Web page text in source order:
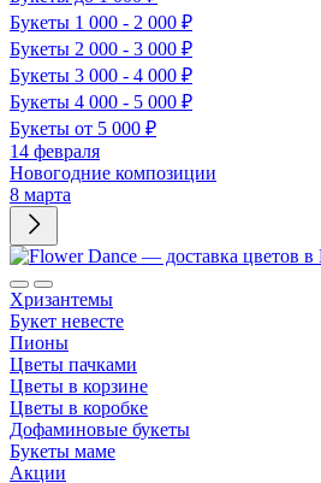
Букеты 1 000 - 2 000 ₽
Букеты 2 000 - 3 000 ₽
Букеты 3 000 - 4 000 ₽
Букеты 4 000 - 5 000 ₽
Букеты от 5 000 ₽
14 февраля
Новогодние композиции
8 марта
Хризантемы
Букет невесте
Пионы
Цветы пачками
Цветы в корзине
Цветы в коробке
Дофаминовые букеты
Букеты маме
Акции